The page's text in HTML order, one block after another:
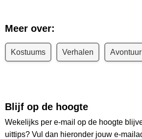
Meer over:
Kostuums Verhalen Avontuur
Blijf op de hoogte
Wekelijks per e-mail op de hoogte
uittips? Vul dan hieronder jouw e-